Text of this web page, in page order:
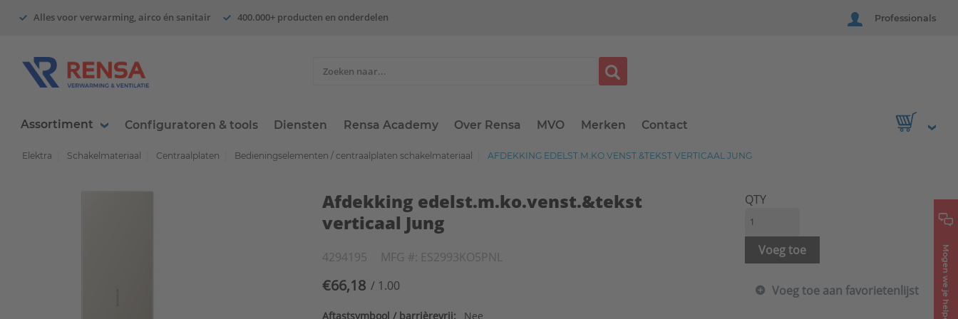
Alles voor verwarming, airco én sanitair 400.000+ producten en onderdelen Professionals
Assortiment Configuratoren & tools Diensten Rensa Academy Over Rensa MVO Merken Contact
Mogen we je helpen?
Elektra Schakelmateriaal Centraalplaten Bedieningselementen / centraalplaten schakelmateriaal AFDEKKING EDELST.M.KO.VENST.&TEKST VERTICAAL JUNG
Afdekking edelst.m.ko.venst.&tekst
verticaal Jung
4294195 MFG #: ES2993KO5PNL
€66,18 / 1.00
Aftastsymbool / barrièrevrij:
Nee
QTY
Voeg toe
Voeg toe aan favorietenlijst